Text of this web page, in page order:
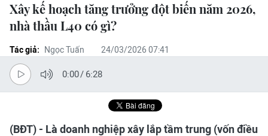
Xây kế hoạch tăng trưởng đột biến năm 2026,
nhà thầu L40 có gì?
Tác giả: Ngọc Tuấn 24/03/2026 07:41
0:00/ 6:28
(BĐT) - Là doanh nghiệp xây lắp tầm trung (vốn điều